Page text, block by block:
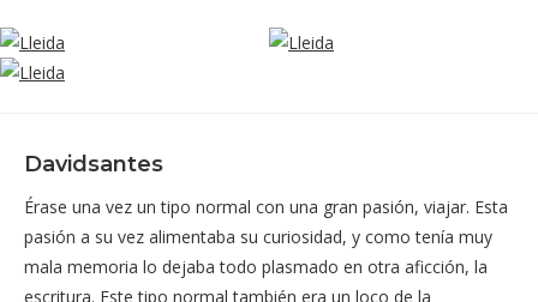
Davidsantes
Érase una vez un tipo normal con una gran pasión, viajar. Esta
pasión a su vez alimentaba su curiosidad, y como tenía muy
mala memoria lo dejaba todo plasmado en otra aficción, la
escritura. Este tipo normal también era un loco de la